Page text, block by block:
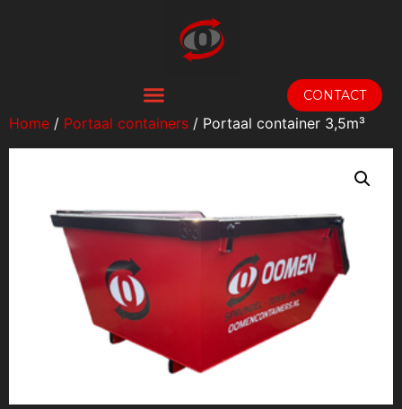
CONTACT
Home / Portaal containers / Portaal container 3,5m³